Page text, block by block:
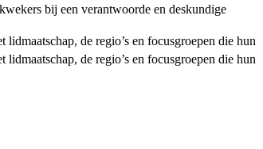
bij een verantwoorde en deskundige
de regio’s en focusgroepen die hun
de regio’s en focusgroepen die hun